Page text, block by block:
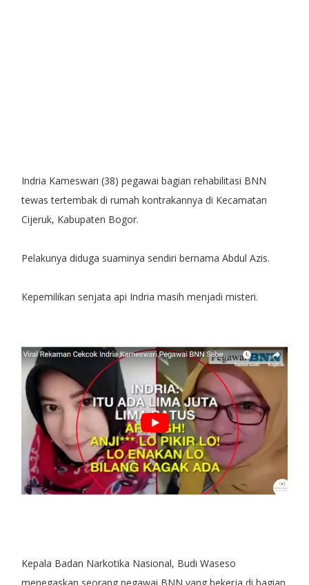
Indria Kameswari (38) pegawai bagian rehabilitasi BNN
tewas tertembak di rumah kontrakannya di Kecamatan
Cijeruk, Kabupaten Bogor.
Pelakunya diduga suaminya sendiri bernama Abdul Azis.
Kepemilikan senjata api Indria masih menjadi misteri.
Kepala Badan Narkotika Nasional, Budi Waseso